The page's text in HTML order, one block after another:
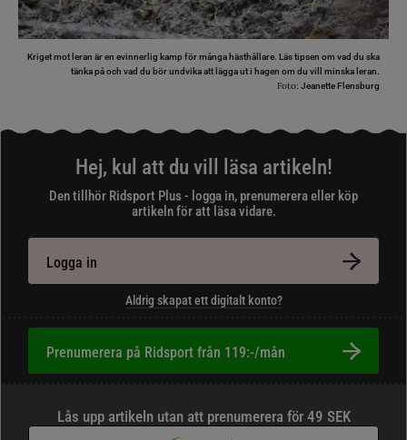
Kriget mot leran är en evinnerlig kamp för många hästhållare. Läs tipsen om vad du ska
tänka på och vad du bör undvika att lägga ut i hagen om du vill minska leran.
Foto: Jeanette Flensburg
Hej, kul att du vill läsa artikeln!
Den tillhör Ridsport Plus - logga in, prenumerera eller köp
artikeln för att läsa vidare.
Logga in
Aldrig skapat ett digitalt konto?
Prenumerera på Ridsport från 119:-/mån